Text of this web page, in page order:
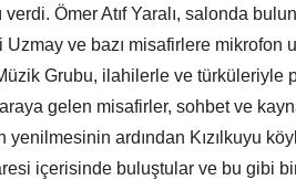
verdi. Ömer Atıf Yaralı, salonda
Uzmay ve bazı misafirlere mikrofon
Grubu, ilahilerle ve türküleriyle
gelen misafirler, sohbet ve
yenilmesinin ardından Kızılkuyu
içerisinde buluştular ve bu gibi